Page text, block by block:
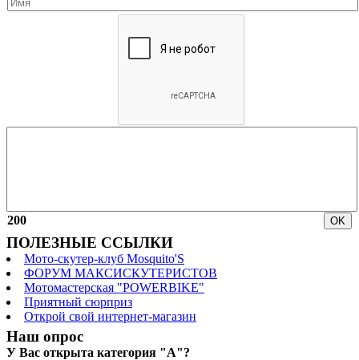
200
ПОЛЕЗНЫЕ ССЫЛКИ
Мото-скутер-клуб Mosquito'S
ФОРУМ МАКСИСКУТЕРИСТОВ
Мотомастерская "POWERBIKE"
Приятный сюрприз
Открой свой интернет-магазин
Наш опрос
У Вас открыта категория "А"?